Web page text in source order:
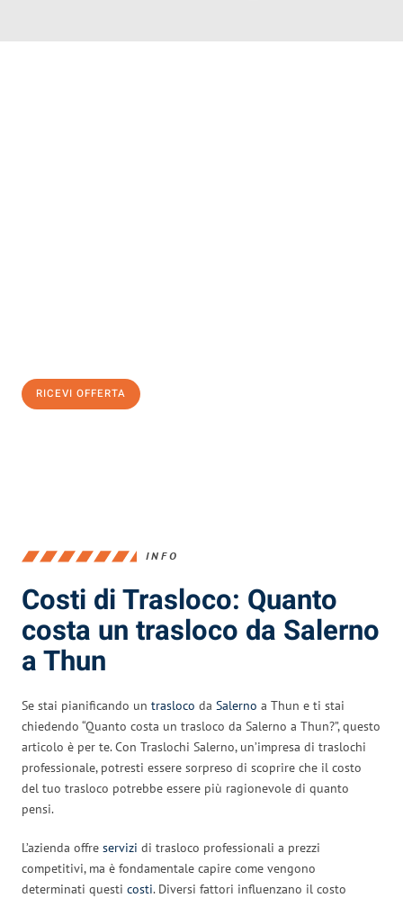
RICEVI OFFERTA
INFO
Costi di Trasloco: Quanto
costa un trasloco da Salerno
a Thun
Se stai pianificando un trasloco da Salerno a Thun e ti stai
chiedendo “Quanto costa un trasloco da Salerno a Thun?”, questo
articolo è per te. Con Traslochi Salerno, un’impresa di traslochi
professionale, potresti essere sorpreso di scoprire che il costo
del tuo trasloco potrebbe essere più ragionevole di quanto
pensi.
L’azienda offre servizi di trasloco professionali a prezzi
competitivi, ma è fondamentale capire come vengono
determinati questi costi. Diversi fattori influenzano il costo